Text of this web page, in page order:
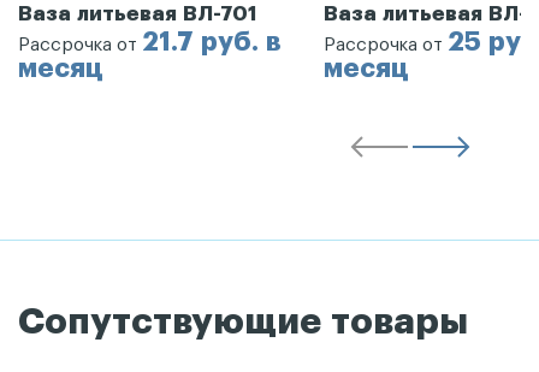
Ваза литьевая ВЛ-701
Рассрочка от 21.7 руб. в
месяц
Ваза литьевая ВЛ-
Рассрочка от 25
месяц
Сопутствующие товары